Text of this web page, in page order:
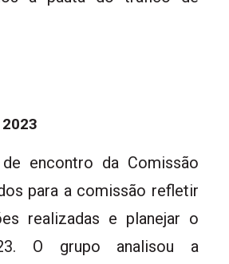
encontro da Comissão
para a comissão refletir
realizadas e planejar o
O grupo analisou a